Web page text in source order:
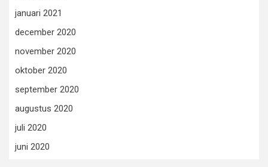
januari 2021
december 2020
november 2020
oktober 2020
september 2020
augustus 2020
juli 2020
juni 2020